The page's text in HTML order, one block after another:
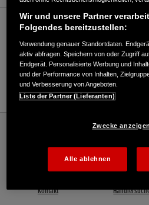
Verkauf /
02842/9736070
E-Mail
Deutschland Offizielle Website | The Power of
Kontakt
Wir und unsere Partner
Folgendes bereitzustellen:
Verwendung genauer Standortdaten.
aktiv abfragen. Speichern von oder Zugriff
Endgerät. Personalisierte Werbung und
und der Performance von Inhalten,
und Verbesserung von Angeboten.
Liste der Partner (Lieferanten)
Zwecke anzeigen
Alle ablehnen